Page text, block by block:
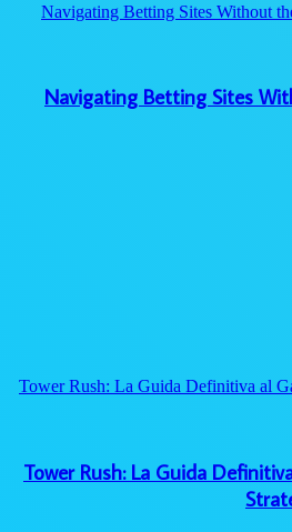
Navigating Betting Sites Without
Navigating Betting Sites
Tower Rush: La Guida Definitiva al
Tower Rush: La Guida